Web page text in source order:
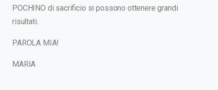
POCHINO di sacrificio si possono ottenere grandi
risultati.
PAROLA MIA!
MARIA